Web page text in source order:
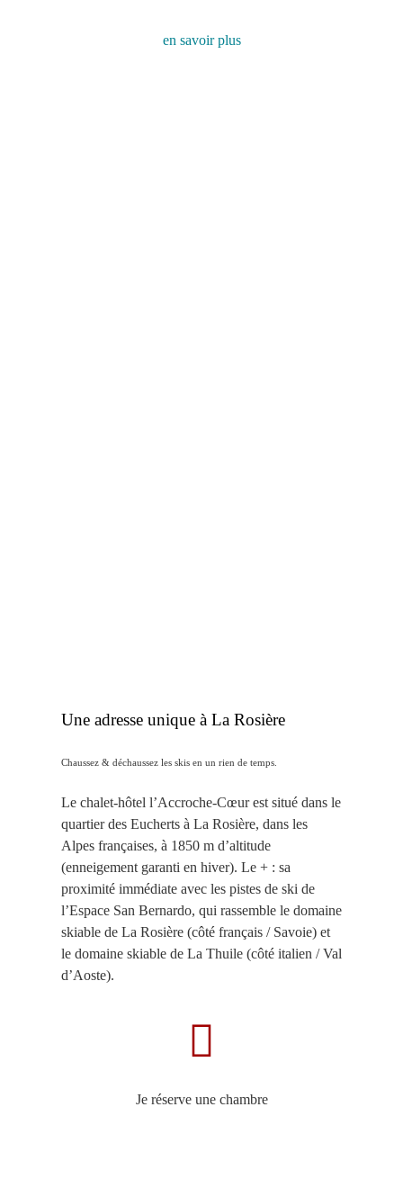
en savoir plus
Une adresse unique à La Rosière
Chaussez & déchaussez les skis en un rien de temps.
Le chalet-hôtel l’Accroche-Cœur est situé dans le
quartier des Eucherts à La Rosière, dans les
Alpes françaises, à 1850 m d’altitude
(enneigement garanti en hiver). Le + : sa
proximité immédiate avec les pistes de ski de
l’Espace San Bernardo, qui rassemble le domaine
skiable de La Rosière (côté français / Savoie) et
le domaine skiable de La Thuile (côté italien / Val
d’Aoste).
Je réserve une chambre